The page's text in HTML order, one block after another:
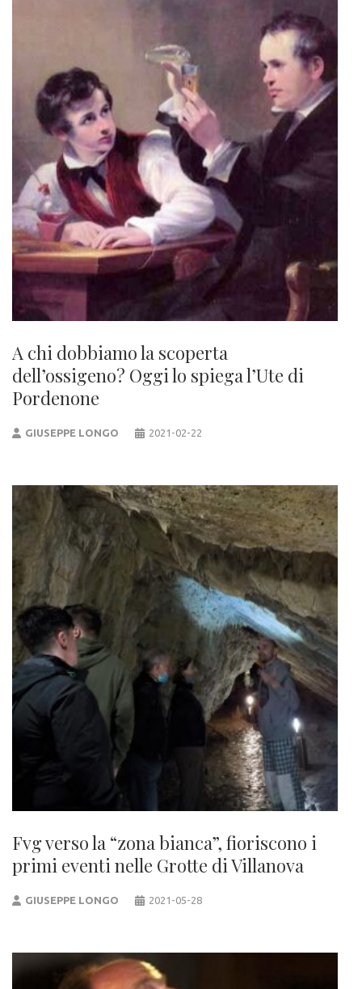
A chi dobbiamo la scoperta
dell’ossigeno? Oggi lo spiega l’Ute di
Pordenone
GIUSEPPE LONGO 2021-02-22
Fvg verso la “zona bianca”, fioriscono i
primi eventi nelle Grotte di Villanova
GIUSEPPE LONGO 2021-05-28